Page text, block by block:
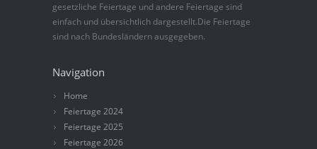
gesetzliche Feiertage und andere Feiertage sind
einfach und übersichtlich dargestellt.Die Feiertage
sind nach Bundesländern ausgegeben.
Navigation
Home
Feiertage 2024
Feiertage 2025
Feiertage 2026